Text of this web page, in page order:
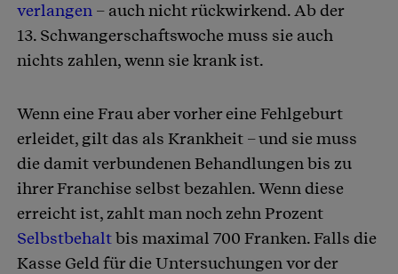
verlangen – auch nicht rückwirkend. Ab der
13. Schwangerschaftswoche muss sie auch
nichts zahlen, wenn sie krank ist.
Wenn eine Frau aber vorher eine Fehlgeburt
erleidet, gilt das als Krankheit – und sie muss
die damit verbundenen Behandlungen bis zu
ihrer Franchise selbst bezahlen. Wenn diese
erreicht ist, zahlt man noch zehn Prozent
Selbstbehaltbis maximal 700 Franken. Falls die
Kasse Geld für die Untersuchungen vor der